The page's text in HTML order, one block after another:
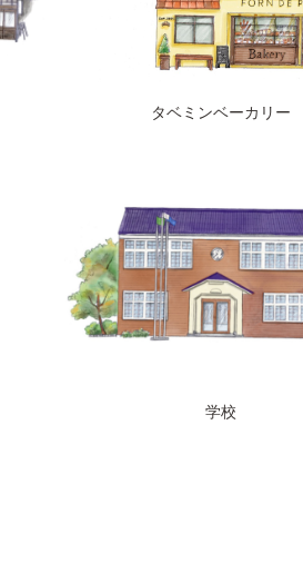
タベミンベーカリー
学校